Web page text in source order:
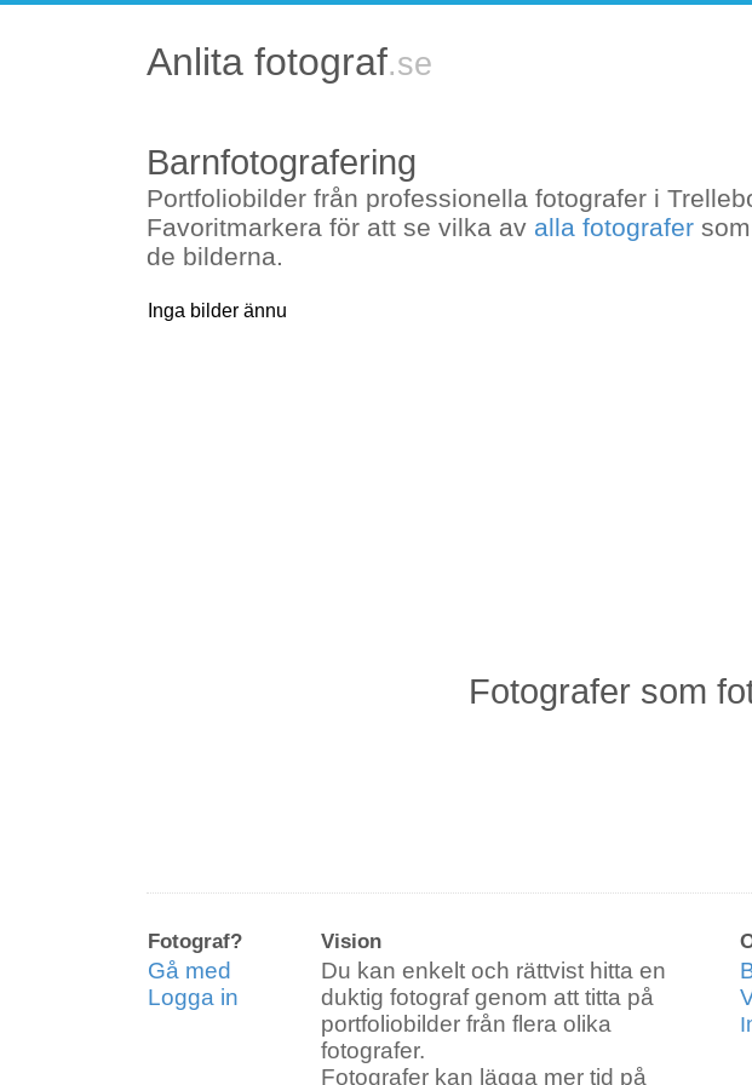
Anlita fotograf
Uppdraget mottaget
Uppdraget skickas till fotografer som är med hos
Om ni har några frågor är ni välkomna att maila
uppdrag@anlitafotograf.se
Barnfotografering
Portfoliobilder från professionella fotografer i
Favoritmarkera för att se vilka av alla fotografersom
de bilderna.
Inga bilder ännu
Fotografer som
Reklam
Fotograf?
Gå med
Logga in
Vision
Du kan enkelt och rättvist hitta en
duktig fotograf genom att titta på
portfoliobilder från flera olika
fotografer.
Fotografer kan lägga mer tid på